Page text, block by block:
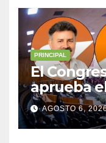
PRINCIPAL
El
aprueba
alcaldes
Sureste y
que
AGOSTO 6,